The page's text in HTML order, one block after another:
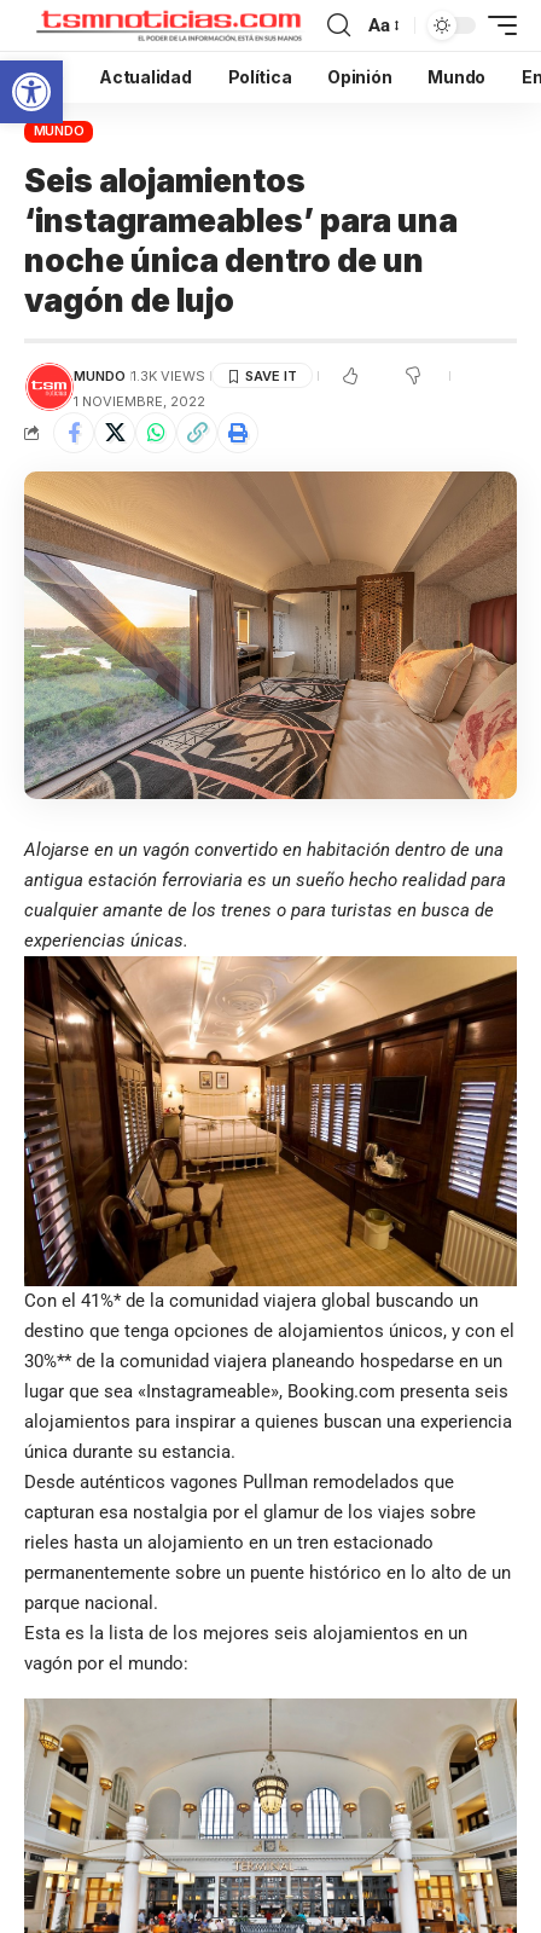
Abrir barra de herramientas
Aa
Inicio Actualidad Política Opinión Mundo
MUNDO
Seis alojamientos
‘instagrameables’ para una
noche única dentro de un
vagón de lujo
MUNDO 1.3K VIEWS
1 NOVIEMBRE, 2022
Alojarse en un vagón convertido en habitación dentro de una
antigua estación ferroviaria es un sueño hecho realidad para
cualquier amante de los trenes o para turistas en busca de
experiencias únicas.
Con el 41%* de la comunidad viajera global buscando un
destino que tenga opciones de alojamientos únicos, y con el
30%** de la comunidad viajera planeando hospedarse en un
lugar que sea «Instagrameable», Booking.com presenta seis
alojamientos para inspirar a quienes buscan una experiencia
única durante su estancia.
Desde auténticos vagones Pullman remodelados que
capturan esa nostalgia por el glamur de los viajes sobre
rieles hasta un alojamiento en un tren estacionado
permanentemente sobre un puente histórico en lo alto de un
parque nacional.
Esta es la lista de los mejores seis alojamientos en un
vagón por el mundo: